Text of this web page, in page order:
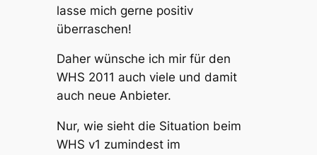
lasse mich gerne positiv
überraschen!
Daher wünsche ich mir für den
WHS 2011 auch viele und damit
auch neue Anbieter.
Nur, wie sieht die Situation beim
WHS v1 zumindest im